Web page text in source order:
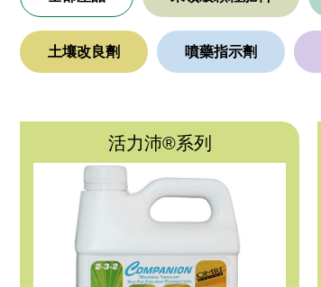
土壤改良劑 噴藥指示劑
活力沛®系列